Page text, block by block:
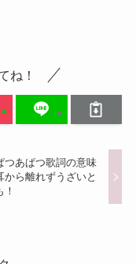
ね！
つあぱつ歌詞の意味
から離れずうざいと